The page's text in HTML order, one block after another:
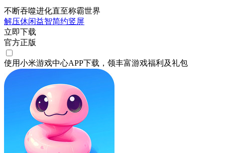
不断吞噬进化直至称霸世界
解压休闲益智简约竖屏
立即下载
官方正版
使用小米游戏中心APP下载 ，领丰富游戏福利 及礼包